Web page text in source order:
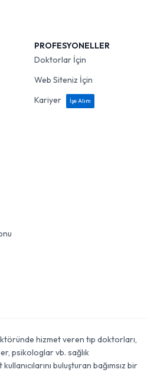
PROFESYONELLER
Doktorlar İçin
Web Siteniz İçin
Kariyer
İşe Alım
hizmet veren tıp doktorları,
psikologlar vb. sağlık
buluşturan bağımsız bir